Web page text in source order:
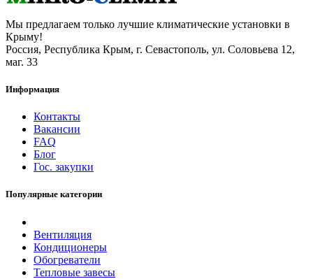
Мы предлагаем только лучшие климатические установки в
Крыму!
Россия, Республика Крым, г. Севастополь, ул. Соловьева 12,
маг. 33
Информация
Контакты
Вакансии
FAQ
Блог
Гос. закупки
Популярные категории
Вентиляция
Кондиционеры
Обогреватели
Тепловые завесы